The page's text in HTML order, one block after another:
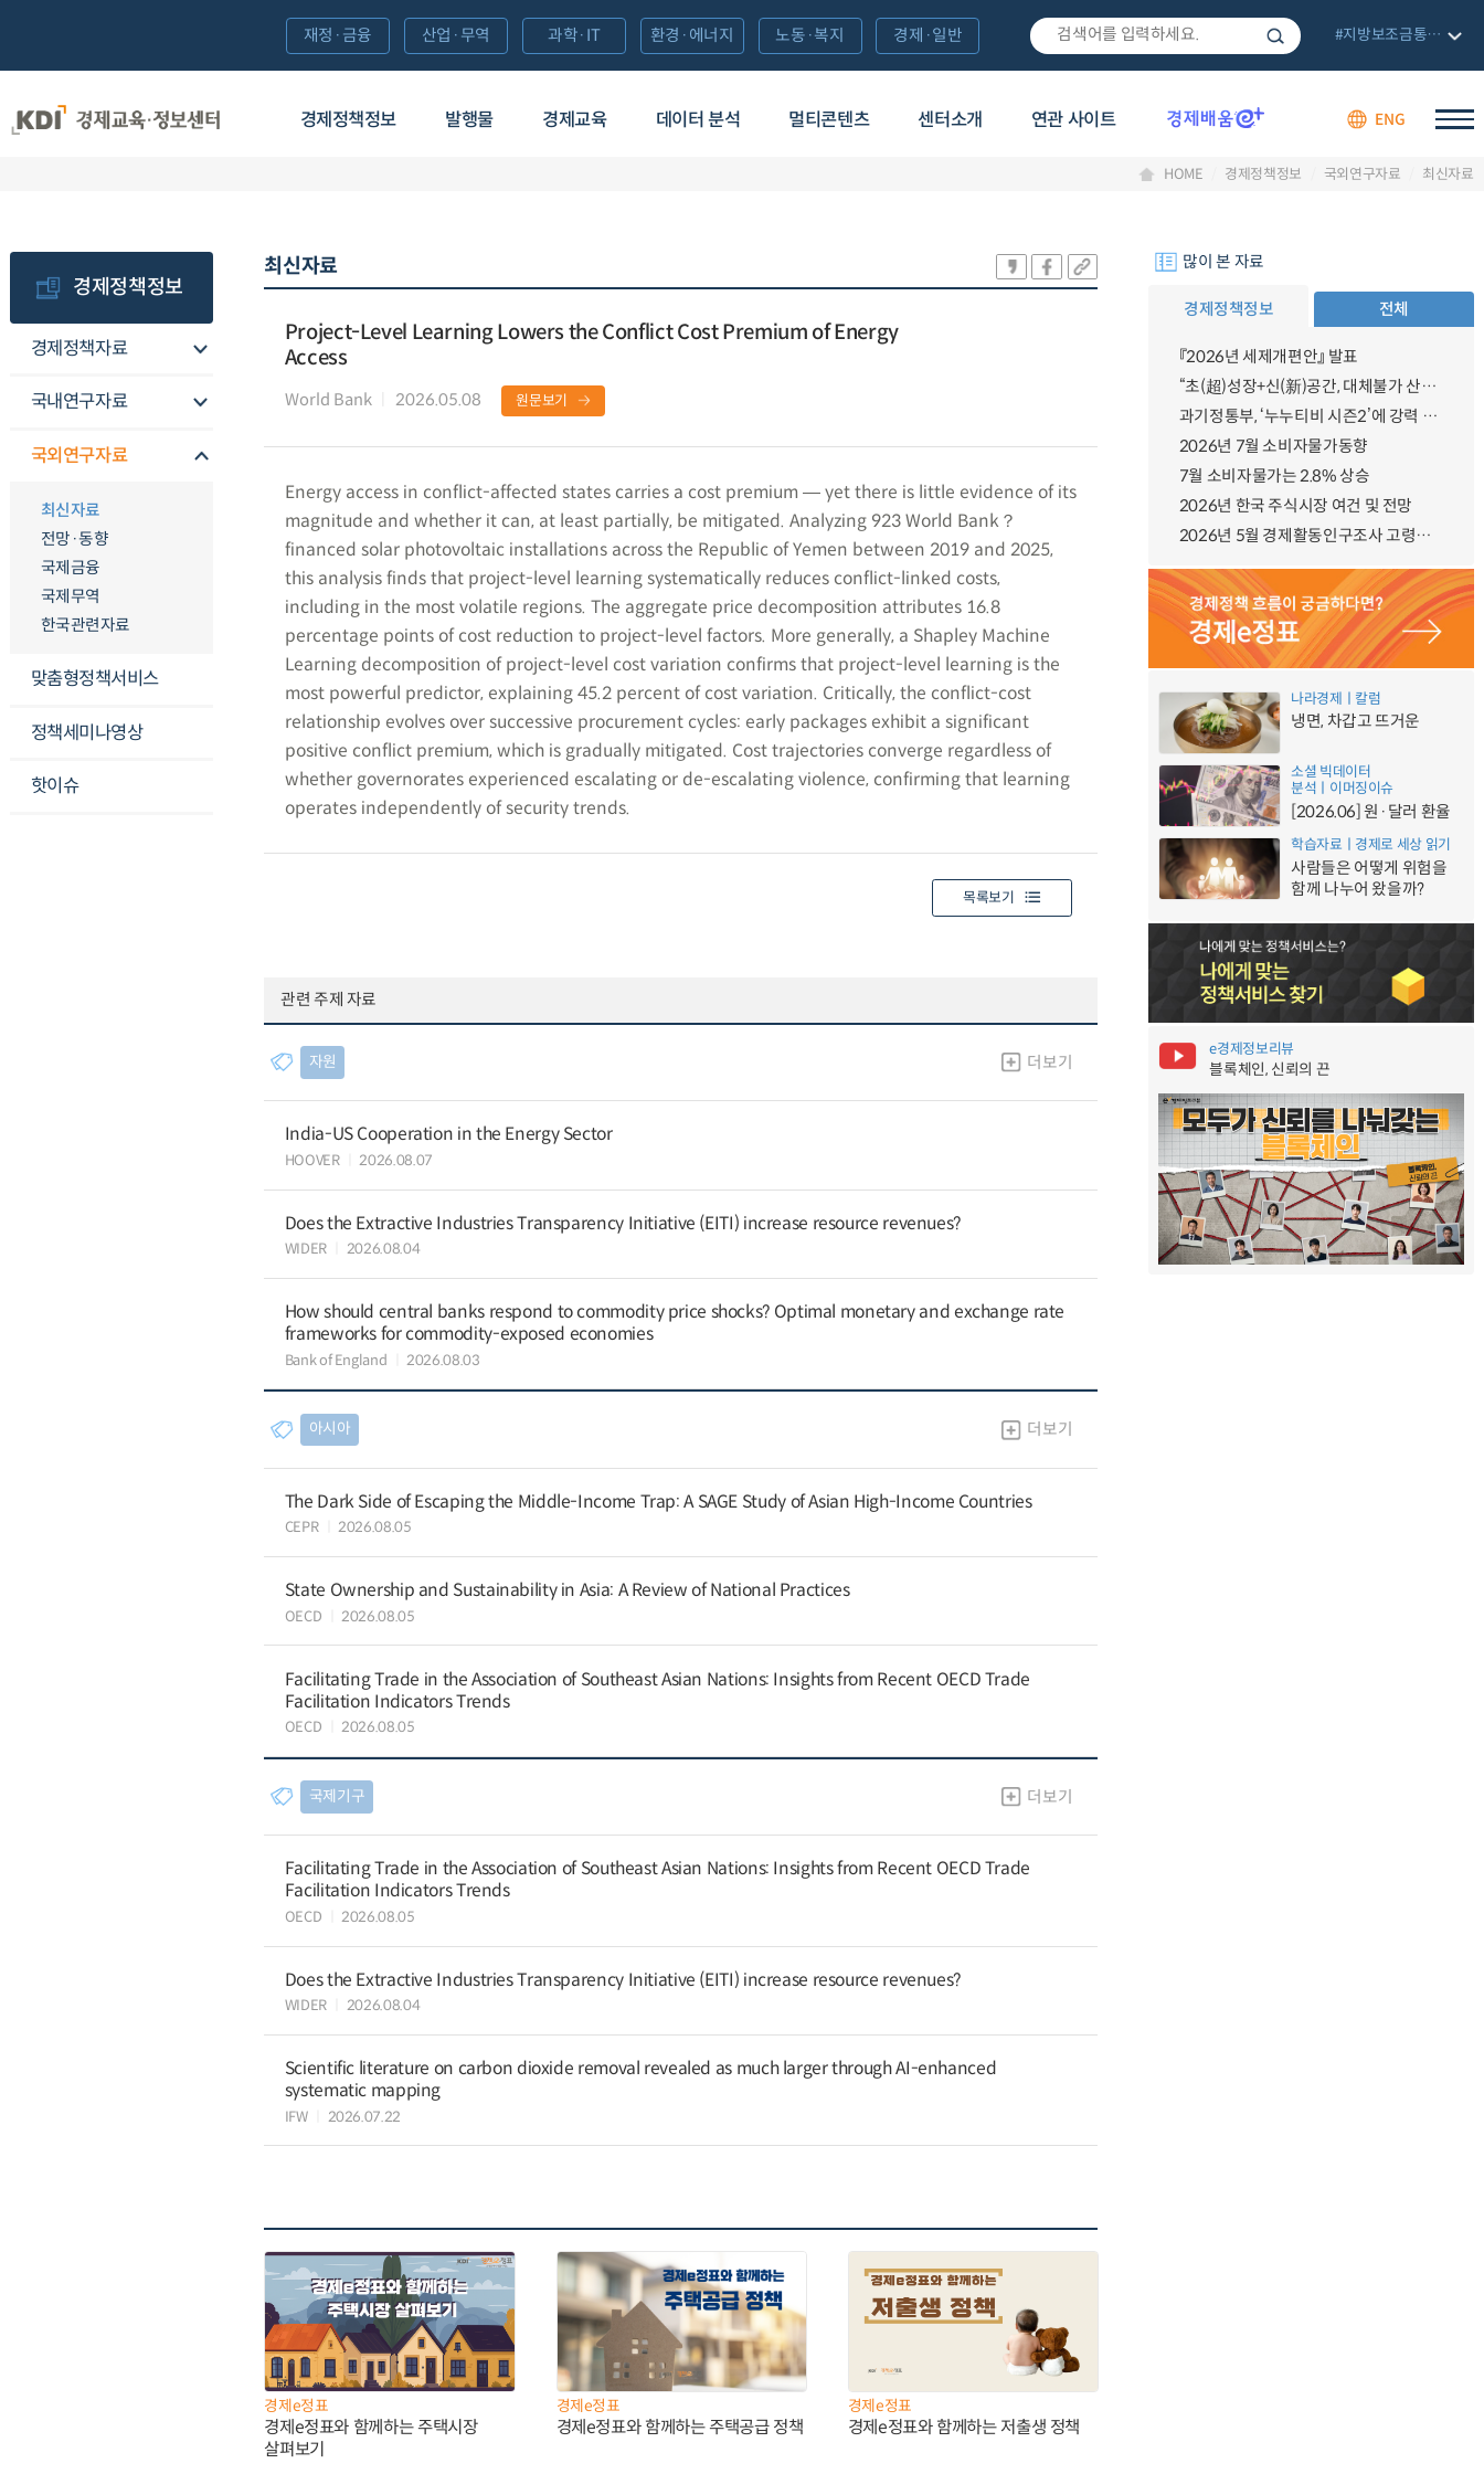
경제정책정보 발행물 경제교육 데이터 분석 멀티콘텐츠 센터소개 연관 사이트 ENG
재정·금융 산업·무역 과학·IT 환경·에너지 노동·복지 경제·일반 #지방보조금통합관리망
HOME 경제정책정보 국외연구자료 최신자료
경제정책정보
경제정책자료
국내연구자료
국외연구자료
최신자료
전망·동향
국제금융
국제무역
한국관련자료
맞춤형정책서비스
정책세미나영상
핫이슈
최신자료
Project-Level Learning Lowers the Conflict Cost Premium of Energy
Access
World Bank 2026.05.08 원문보기
Energy access in conflict-affected states carries a cost premium ― yet there is little evidence of its
magnitude and whether it can, at least partially, be mitigated. Analyzing 923 World Bank？
financed solar photovoltaic installations across the Republic of Yemen between 2019 and 2025,
this analysis finds that project-level learning systematically reduces conflict-linked costs,
including in the most volatile regions. The aggregate price decomposition attributes 16.8
percentage points of cost reduction to project-level factors. More generally, a Shapley Machine
Learning decomposition of project-level cost variation confirms that project-level learning is the
most powerful predictor, explaining 45.2 percent of cost variation. Critically, the conflict-cost
relationship evolves over successive procurement cycles: early packages exhibit a significant
positive conflict premium, which is gradually mitigated. Cost trajectories converge regardless of
whether governorates experienced escalating or de-escalating violence, confirming that learning
operates independently of security trends.
목록보기
관련 주제 자료
자원 더보기
India-US Cooperation in the Energy Sector
HOOVER 2026.08.07
Does the Extractive Industries Transparency Initiative (EITI) increase resource revenues?
WIDER 2026.08.04
How should central banks respond to commodity price shocks? Optimal monetary and exchange rate
frameworks for commodity-exposed economies
Bank of England 2026.08.03
아시아 더보기
The Dark Side of Escaping the Middle-Income Trap: A SAGE Study of Asian High-Income Countries
CEPR 2026.08.05
State Ownership and Sustainability in Asia: A Review of National Practices
OECD 2026.08.05
Facilitating Trade in the Association of Southeast Asian Nations: Insights from Recent OECD Trade
Facilitation Indicators Trends
OECD 2026.08.05
국제기구 더보기
Facilitating Trade in the Association of Southeast Asian Nations: Insights from Recent OECD Trade
Facilitation Indicators Trends
OECD 2026.08.05
Does the Extractive Industries Transparency Initiative (EITI) increase resource revenues?
WIDER 2026.08.04
Scientific literature on carbon dioxide removal revealed as much larger through AI-enhanced
systematic mapping
IFW 2026.07.22
경제e정표
경제e정표와 함께하는 주택시장
살펴보기
경제e정표
경제e정표와 함께하는 주택공급 정책
경제e정표
경제e정표와 함께하는 저출생 정책
많이 본 자료
경제정책정보 전체
『2026년 세제개편안』 발표
“초(超)성장+신(新)공간, 대체불가 산업강국”
과기정통부, ‘누누티비 시즌2’에 강력 대응 의지 밝혀
2026년 7월 소비자물가동향
7월 소비자물가는 2.8% 상승
2026년 한국 주식시장 여건 및 전망
2026년 5월 경제활동인구조사 고령층 부가조사 결과
나라경제ㅣ칼럼
냉면, 차갑고 뜨거운
소셜 빅데이터
분석ㅣ이머징이슈
[2026.06] 원·달러 환율
학습자료ㅣ경제로 세상 읽기
사람들은 어떻게 위험을
함께 나누어 왔을까?
e경제정보리뷰
블록체인, 신뢰의 끈